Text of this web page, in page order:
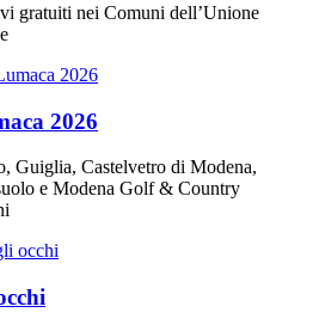
gratuiti nei Comuni dell’Unione
2026
Guiglia, Castelvetro di Modena,
e Modena Golf & Country